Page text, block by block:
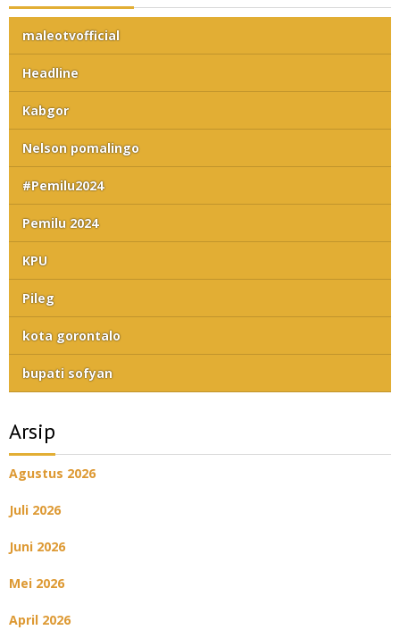
maleotvofficial
Headline
Kabgor
Nelson pomalingo
#Pemilu2024
Pemilu 2024
KPU
Pileg
kota gorontalo
bupati sofyan
Arsip
Agustus 2026
Juli 2026
Juni 2026
Mei 2026
April 2026